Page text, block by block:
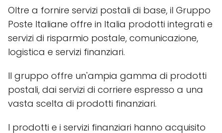
Oltre a fornire servizi postali di base, il Gruppo
Poste Italiane offre in Italia prodotti integrati e
servizi di risparmio postale, comunicazione,
logistica e servizi finanziari.
Il gruppo offre un'ampia gamma di prodotti
postali, dai servizi di corriere espresso a una
vasta scelta di prodotti finanziari.
I prodotti e i servizi finanziari hanno acquisito